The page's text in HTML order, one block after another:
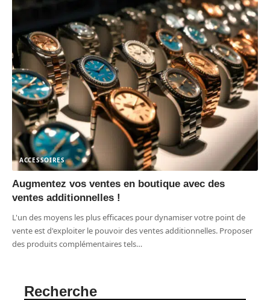
ACCESSOIRES
Augmentez vos ventes en boutique avec des
ventes additionnelles !
L'un des moyens les plus efficaces pour dynamiser votre point de
vente est d'exploiter le pouvoir des ventes additionnelles. Proposer
des produits complémentaires tels…
Recherche